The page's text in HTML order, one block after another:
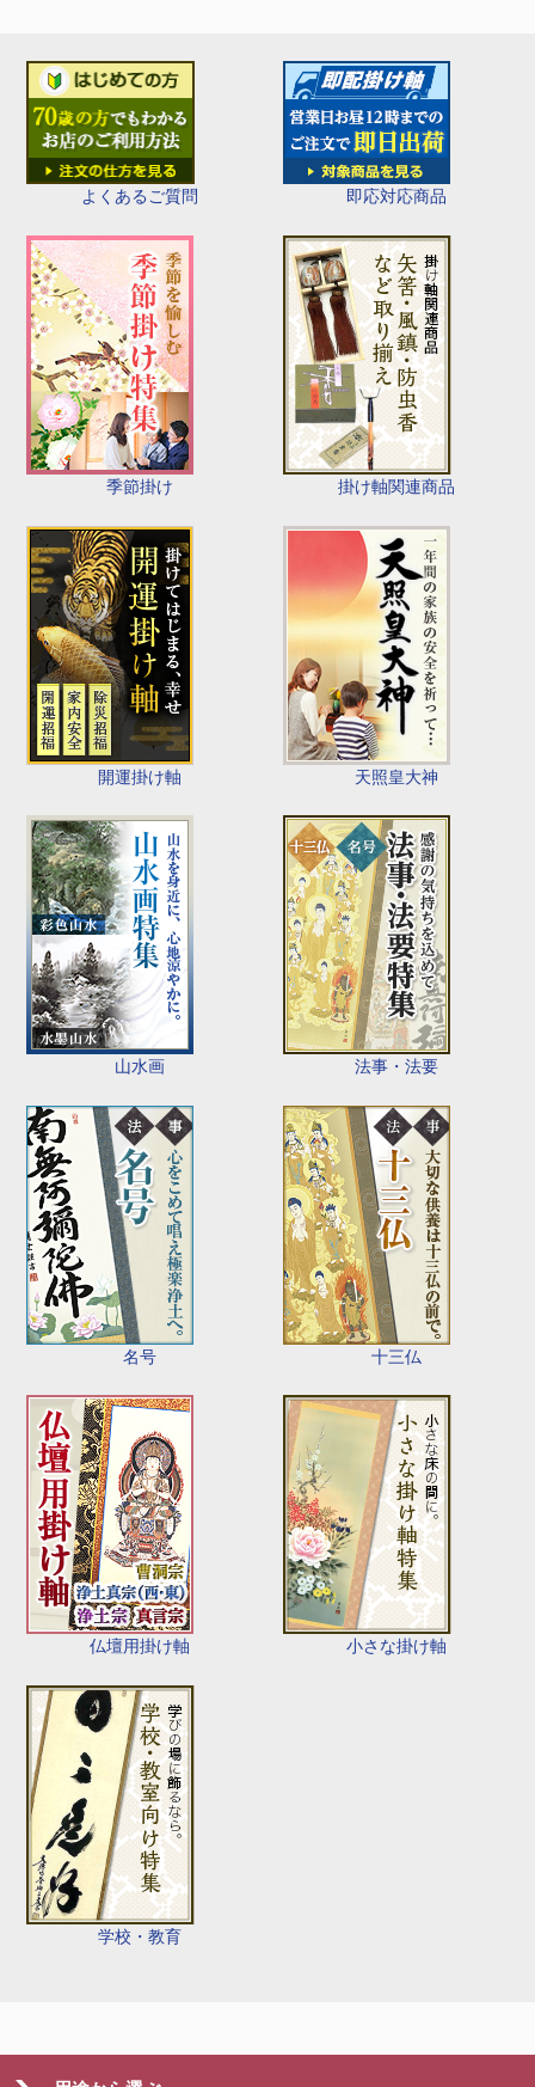
よくあるご質問 即応対応商品
季節掛け 掛け軸関連商品
開運掛け軸 天照皇大神
山水画 法事・法要
名号 十三仏
仏壇用掛け軸 小さな掛け軸
学校・教育